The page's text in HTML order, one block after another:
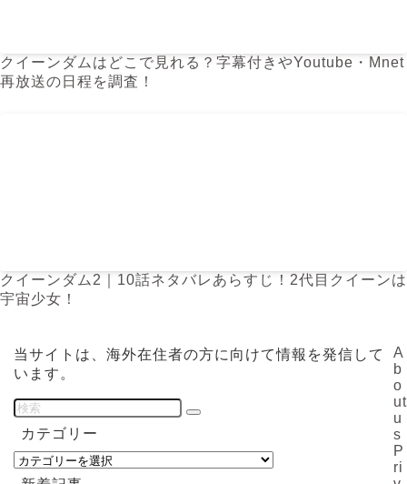
クイーンダムはどこで見れる？字幕付きやYoutube・Mnet
再放送の日程を調査！
クイーンダム2｜10話ネタバレあらすじ！2代目クイーンは
宇宙少女！
当サイトは、海外在住者の方に向けて情報を発信して
います。
カテゴリー
カ
テ
A
b
o
ut
u
s
P
ri